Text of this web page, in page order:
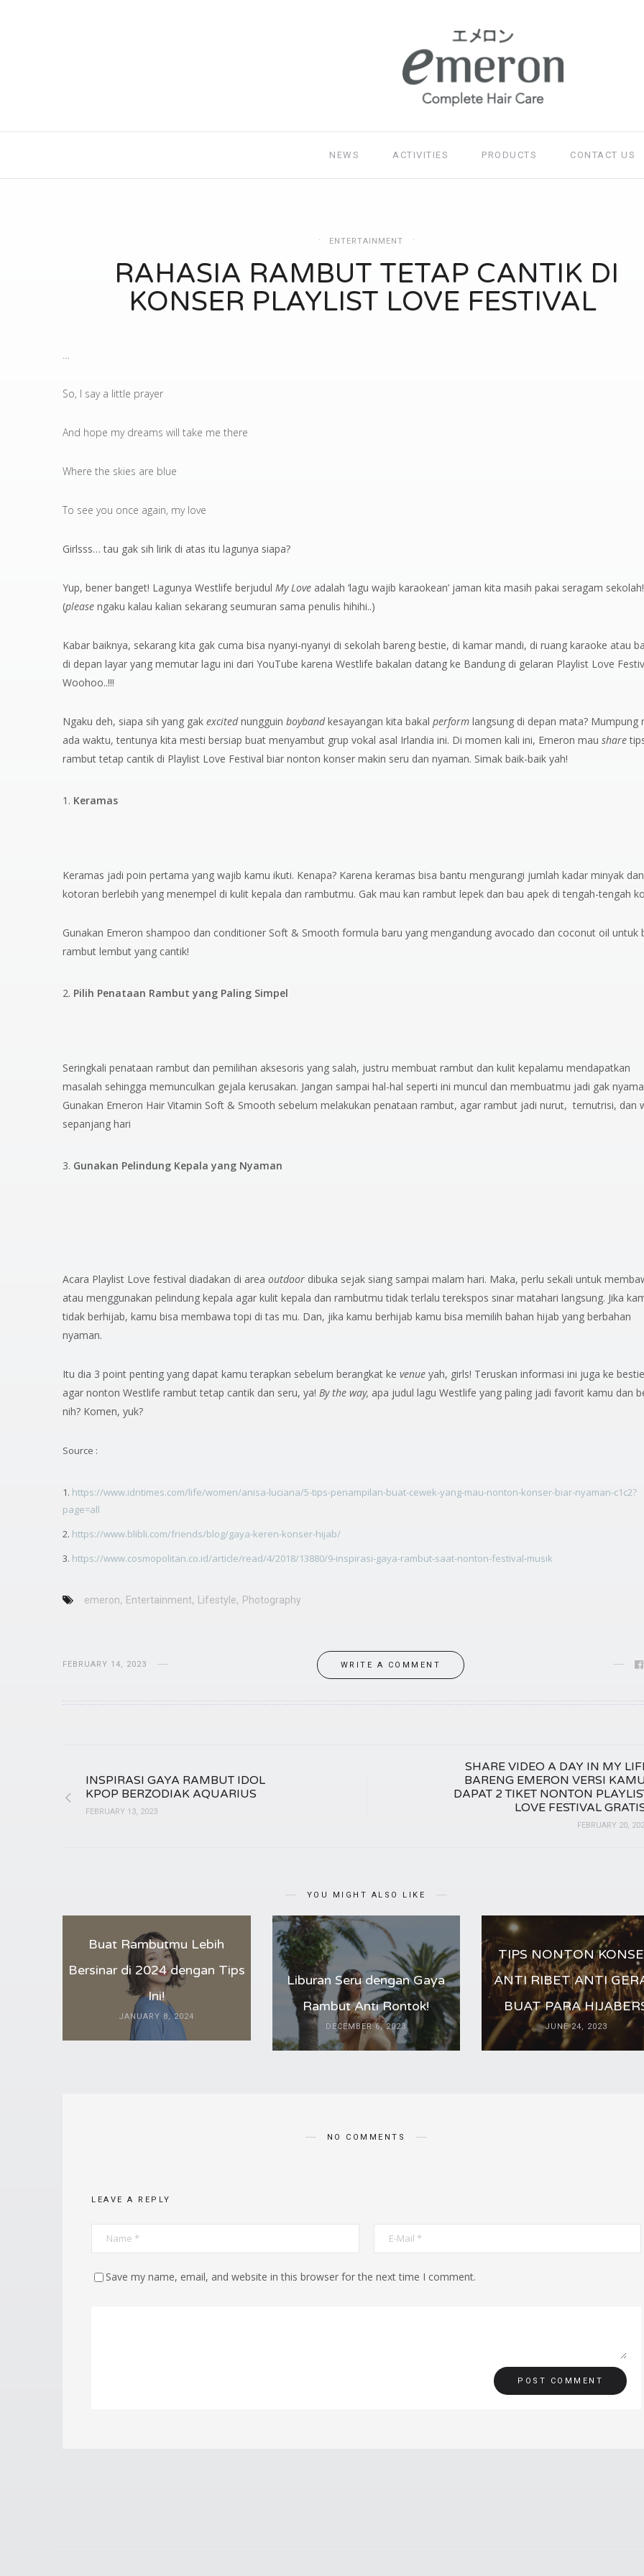
NEWS ACTIVITIES PRODUCTS CONTACT US
ENTERTAINMENT
RAHASIA RAMBUT TETAP CANTIK DI
KONSER PLAYLIST LOVE FESTIVAL
So, I say a little prayer
And hope my dreams will take me there
Where the skies are blue
To see you once again, my love
Girlsss… tau gak sih lirik di atas itu lagunya siapa?
Yup, bener banget! Lagunya Westlife berjudul My Love adalah ‘lagu wajib karaokean’ jaman kita masih pakai seragam sekolah!
(please ngaku kalau kalian sekarang seumuran sama penulis hihihi..)
Kabar baiknya, sekarang kita gak cuma bisa nyanyi-nyanyi di sekolah bareng bestie, di kamar mandi, di ruang karaoke atau
di depan layar yang memutar lagu ini dari YouTube karena Westlife bakalan datang ke Bandung di gelaran Playlist Love
Woohoo..!!!
Ngaku deh, siapa sih yang gak excitednungguin boybandkesayangan kita bakal perform langsung di depan mata? Mumpung
ada waktu, tentunya kita mesti bersiap buat menyambut grup vokal asal Irlandia ini. Di momen kali ini, Emeron mau share
rambut tetap cantik di Playlist Love Festival biar nonton konser makin seru dan nyaman. Simak baik-baik yah!
Keramas
Keramas jadi poin pertama yang wajib kamu ikuti. Kenapa? Karena keramas bisa bantu mengurangi jumlah kadar minyak dan
kotoran berlebih yang menempel di kulit kepala dan rambutmu. Gak mau kan rambut lepek dan bau apek di tengah-tengah
Gunakan Emeron shampoo dan conditioner Soft & Smooth formula baru yang mengandung avocado dan coconut oil untuk
rambut lembut yang cantik!
Pilih Penataan Rambut yang Paling Simpel
Seringkali penataan rambut dan pemilihan aksesoris yang salah, justru membuat rambut dan kulit kepalamu mendapatkan
masalah sehingga memunculkan gejala kerusakan. Jangan sampai hal-hal seperti ini muncul dan membuatmu jadi gak
Gunakan Emeron Hair Vitamin Soft & Smooth sebelum melakukan penataan rambut, agar rambut jadi nurut, ternutrisi, dan
sepanjang hari
Gunakan Pelindung Kepala yang Nyaman
Acara Playlist Love festival diadakan di area outdoor dibuka sejak siang sampai malam hari. Maka, perlu sekali untuk
atau menggunakan pelindung kepala agar kulit kepala dan rambutmu tidak terlalu terekspos sinar matahari langsung. Jika
tidak berhijab, kamu bisa membawa topi di tas mu. Dan, jika kamu berhijab kamu bisa memilih bahan hijab yang berbahan
nyaman.
Itu dia 3 point penting yang dapat kamu terapkan sebelum berangkat ke venue yah, girls! Teruskan informasi ini juga ke
agar nonton Westlife rambut tetap cantik dan seru, ya! By the way, apa judul lagu Westlife yang paling jadi favorit kamu dan
nih? Komen, yuk?
Source :
https://www.idntimes.com/life/women/anisa-luciana/5-tips-penampilan-buat-cewek-yang-mau-nonton-konser-biar-nyaman-c1c2?
page=all
https://www.blibli.com/friends/blog/gaya-keren-konser-hijab/
https://www.cosmopolitan.co.id/article/read/4/2018/13880/9-inspirasi-gaya-rambut-saat-nonton-festival-musik
emeron, Entertainment, Lifestyle, Photography
FEBRUARY 14, 2023 WRITE A COMMENT
INSPIRASI GAYA RAMBUT IDOL
KPOP BERZODIAK AQUARIUS
FEBRUARY 13, 2023
SHARE VIDEO A DAY IN MY
BARENG EMERON VERSI
DAPAT 2 TIKET NONTON
LOVE FESTIVAL
FEBRUARY 20,
YOU MIGHT ALSO LIKE
Buat Rambutmu Lebih
Bersinar di 2024 dengan Tips
Ini!
JANUARY 8, 2024
Liburan Seru dengan Gaya
Rambut Anti Rontok!
DECEMBER 6, 2023
TIPS NONTON
ANTI RIBET ANTI
BUAT PARA
JUNE 24, 2023
NO COMMENTS
LEAVE A REPLY
Save my name, email, and website in this browser for the next time I comment.